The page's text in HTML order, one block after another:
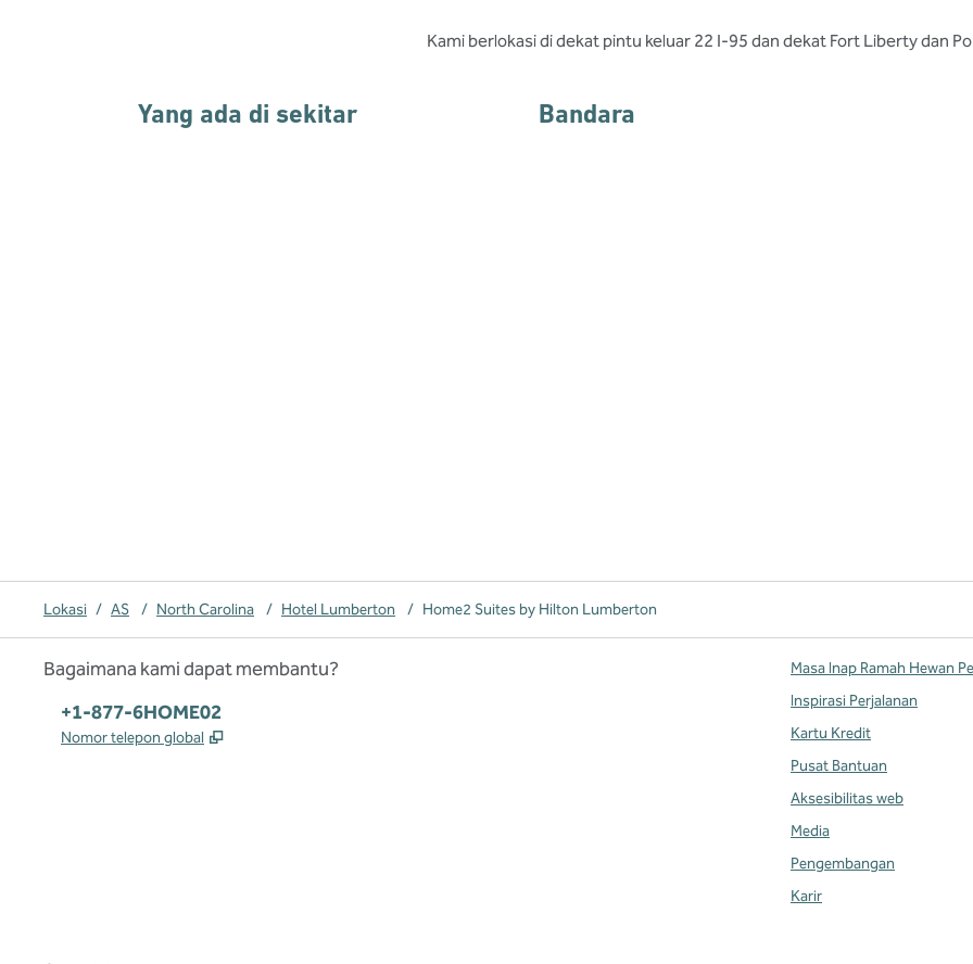
Kami berlokasi di dekat pintu keluar 22 I-95 dan dekat Fort Liberty dan
Yang ada di sekitar Bandara
Lokasi / AS / North Carolina / Hotel Lumberton / Home2 Suites by Hilton Lumberton
Bagaimana kami dapat membantu?
Telepon:
+1-877-6HOME02
Nomor telepon global ,
Masa Inap Ramah Hewan
Inspirasi Perjalanan
Kartu Kredit
Pusat Bantuan
Aksesibilitas web
Media
Pengembangan
Karir